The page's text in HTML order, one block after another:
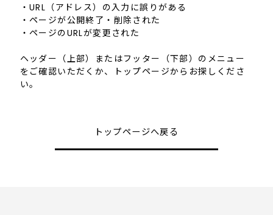
・URL（アドレス）の入力に誤りがある
・ページが公開終了・削除された
・ページのURLが変更された
ヘッダー（上部）またはフッター（下部）のメニュー
をご確認いただくか、トップページからお探しくださ
い。
トップページへ戻る